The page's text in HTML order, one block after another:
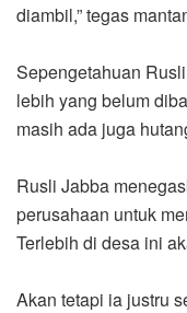
diambil,” tegas
Sepengetahuan
lebih yang belum
masih ada juga
Rusli Jabba
perusahaan untuk
Terlebih di desa ini
Akan tetapi ia justru